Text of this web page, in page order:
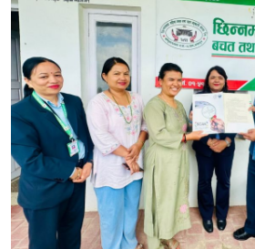
नेफ्स्कूनद्वारा प्रभात महिला
सम्पन्न
३ दिन अगाडि
नेफ्स्कूनद्वारा जनजागृती
सुपरिवेक्षण सम्पन्न
४ दिन अगाडि